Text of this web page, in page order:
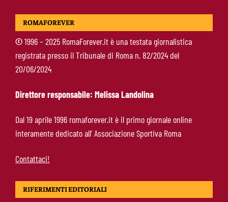
Calciomercato Roma, tutto fatto per Molina:
Hermoso, sospiro di sollievo per la Roma:
nessun infortunio dopo il problema alla
caviglia
ROMAFOREVER
©1996 – 2025 RomaForever.it è una testata giornalistica
registrata presso il Tribunale di Roma n. 82/2024 del
20/06/2024
Direttore responsabile: Melissa Landolina
Dal 19 aprile 1996 romaforever.it è il primo giornale online
interamente dedicato all’ Associazione Sportiva Roma
Contattaci!
RIFERIMENTI EDITORIALI